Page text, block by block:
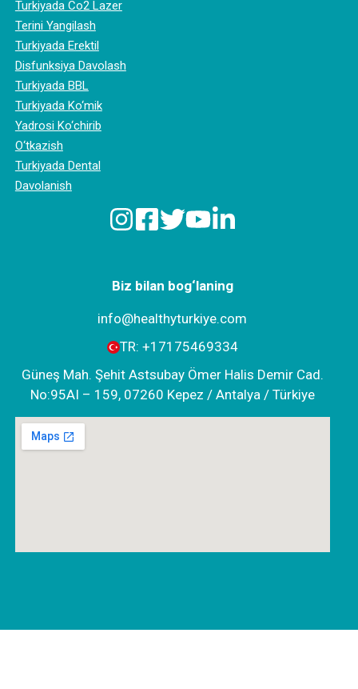
Turkiyada Co2 Lazer
Terini Yangilash
Turkiyada Erektil
Disfunksiya Davolash
Turkiyada BBL
Turkiyada Ko‘mik
Yadrosi Ko‘chirib
O‘tkazish
Turkiyada Dental
Davolanish
Biz bilan bog‘laning
info@healthyturkiye.com
TR: +‪17175469334‬
Güneş Mah. Şehit Astsubay Ömer Halis Demir Cad.
No:95AI – 159, 07260 Kepez / Antalya / Türkiye